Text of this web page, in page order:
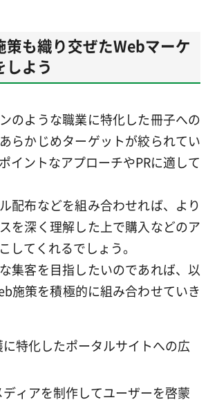
策も織り交ぜたWebマーケ
しよう
のような職業に特化した冊子への
らかじめターゲットが絞られてい
イントなアプローチやPRに適して
配布などを組み合わせれば、より
を深く理解した上で購入などのア
してくれるでしょう。
集客を目指したいのであれば、以
施策を積極的に組み合わせていき
特化したポータルサイトへの広
ィアを制作してユーザーを啓蒙